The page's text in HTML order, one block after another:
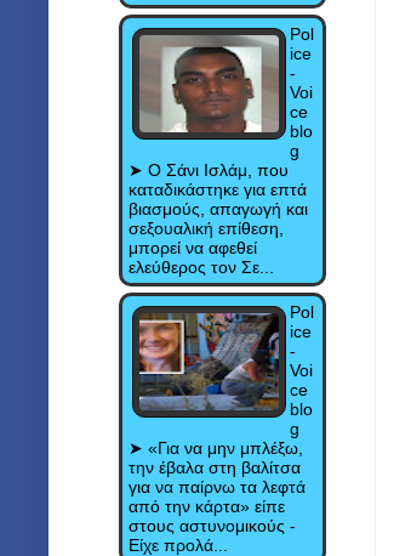
Pol
ice
-
Voi
ce
blo
g
➤ Ο Σάνι Ισλάμ, που
καταδικάστηκε για επτά
βιασμούς, απαγωγή και
σεξουαλική επίθεση,
μπορεί να αφεθεί
ελεύθερος τον Σε...
Pol
ice
-
Voi
ce
blo
g
➤ «Για να μην μπλέξω,
την έβαλα στη βαλίτσα
για να παίρνω τα λεφτά
από την κάρτα» είπε
στους αστυνομικούς -
Είχε προλά...